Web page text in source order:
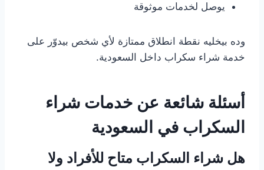
يوصل لخدمات موثوقة
وده بيخليه نقطة انطلاق ممتازة لأي شخص بيدوّر على
خدمة شراء سكراب داخل السعودية.
أسئلة شائعة عن خدمات شراء
السكراب في السعودية
هل شراء السكراب متاح للأفراد ولا